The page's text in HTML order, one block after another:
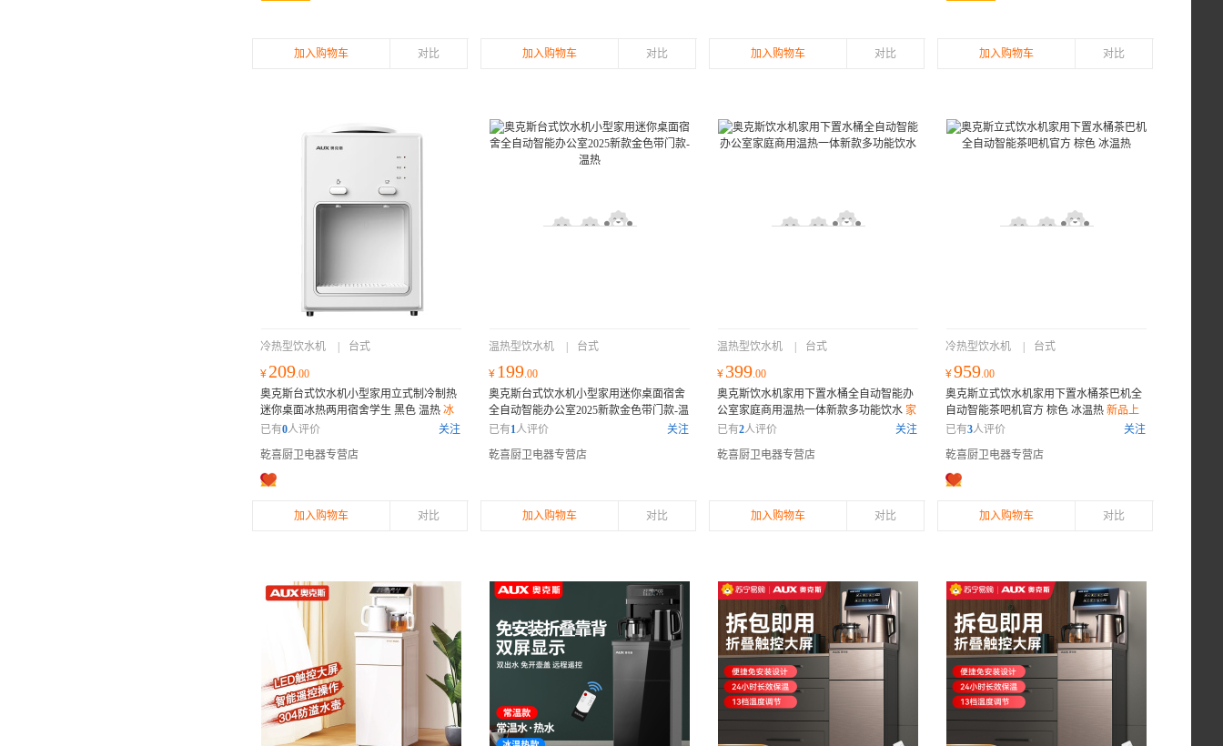
加入购物车 对比 加入购物车 对比 加入购物车 对比 加入购物车 对比
冷热型饮水机 台式
¥ 209.00
奥克斯台式饮水机小型家用立式制冷制热
迷你桌面冰热两用宿舍学生 黑色 温热 冰
热两用 304不锈钢内丹
已有0人评价
关注
乾喜厨卫电器专营店
加入购物车 对比
温热型饮水机 台式
¥ 199.00
奥克斯台式饮水机小型家用迷你桌面宿舍
全自动智能办公室2025新款金色带门款-温
热正品保证 支持7天无理由退换货
已有1人评价
关注
乾喜厨卫电器专营店
加入购物车 对比
温热型饮水机 台式
¥ 399.00
奥克斯饮水机家用下置水桶全自动智能办
公室家庭商用温热一体新款多功能饮水 家
用全自动智能饮水机 支持7天无理由退换
已有2人评价
关注
乾喜厨卫电器专营店
加入购物车 对比
冷热型饮水机 台式
¥959.00
奥克斯立式饮水机家用下置水桶茶巴机全
自动智能茶吧机官方 棕色 冰温热 新品上
架，优惠券既领既用，质量保证，售后无
已有3人评价
关注
乾喜厨卫电器专营店
加入购物车 对比